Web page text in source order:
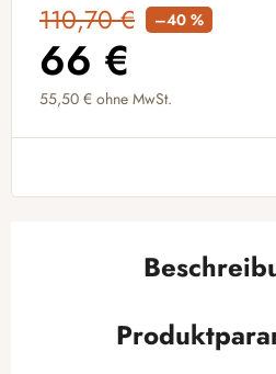
110,70 € –40 %
66 €
55,50 € ohne MwSt.
Verkaufspreis: